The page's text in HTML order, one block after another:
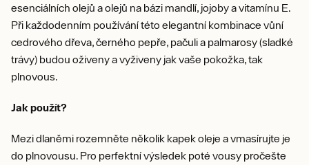
esenciálních olejů a olejů na bázi mandlí, jojoby a vitamínu E.
Při každodenním používání této elegantní kombinace vůní
cedrového dřeva, černého pepře, pačuli a palmarosy (sladké
trávy) budou oživeny a vyživeny jak vaše pokožka, tak
plnovous.
Jak použít?
Mezi dlaněmi rozemněte několik kapek oleje a vmasírujte je
do plnovousu. Pro perfektní výsledek poté vousy pročešte